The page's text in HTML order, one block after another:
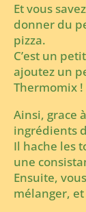
Et vous
donner du
pizza.
C’est un
ajoutez un
Thermomix
Ainsi, grace
ingrédients
Il hache les
une
Ensuite,
mélanger,